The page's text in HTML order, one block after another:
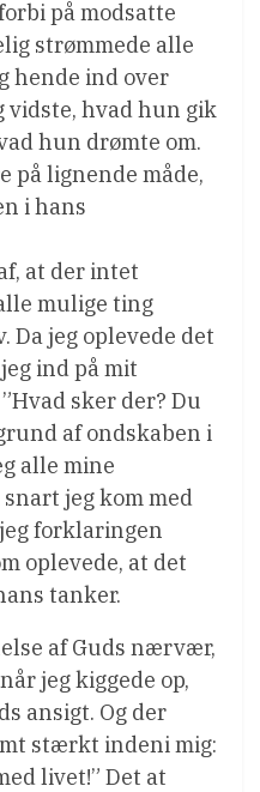
på modsatte
strømmede alle
hende ind over
vidste, hvad hun gik
hun drømte om.
på lignende måde,
i hans
at der intet
mulige ting
Da jeg oplevede det
ind på mit
sker der? Du
af ondskaben i
alle mine
jeg kom med
forklaringen
oplevede, at det
tanker.
af Guds nærvær,
jeg kiggede op,
ansigt. Og der
stærkt indeni mig:
livet!” Det at